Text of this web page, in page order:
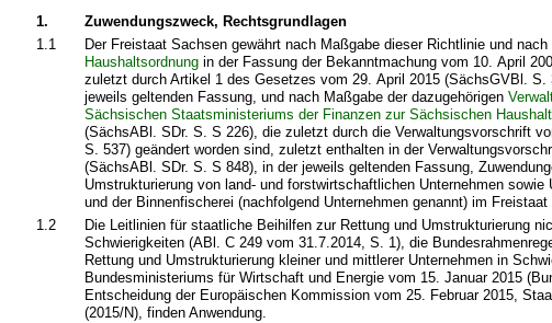
1.
Zuwendungszweck, Rechtsgrundlagen
1.1
Der Freistaat Sachsen gewährt nach Maßgabe dieser Richtlinie und
Haushaltsordnung in der Fassung der Bekanntmachung vom 10. April
zuletzt durch Artikel 1 des Gesetzes vom 29. April 2015 (SächsGVBl. S.
jeweils geltenden Fassung, und nach Maßgabe der dazugehörigen
Sächsischen Staatsministeriums der Finanzen zur Sächsischen
(SächsABl. SDr. S. S 226), die zuletzt durch die Verwaltungsvorschrift
S. 537) geändert worden sind, zuletzt enthalten in der
(SächsABl. SDr. S. S 848), in der jeweils geltenden Fassung,
Umstrukturierung von land- und forstwirtschaftlichen Unternehmen sowie
und der Binnenfischerei (nachfolgend Unternehmen genannt) im Freistaat
1.2
Die Leitlinien für staatliche Beihilfen zur Rettung und Umstrukturierung
Schwierigkeiten (ABl. C 249 vom 31.7.2014, S. 1), die
Rettung und Umstrukturierung kleiner und mittlerer Unternehmen in
Bundesministeriums für Wirtschaft und Energie vom 15. Januar 2015
Entscheidung der Europäischen Kommission vom 25. Februar 2015,
(2015/N), finden Anwendung.